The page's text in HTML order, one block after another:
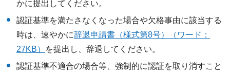
かに提出してください。
認証基準を満たさなくなった場合や欠格事由に該当する
時は、速やかに辞退申請書（様式第8号）（ワード：
27KB）
を提出し、辞退してください。
認証基準不適合の場合等、強制的に認証を取り消すこと